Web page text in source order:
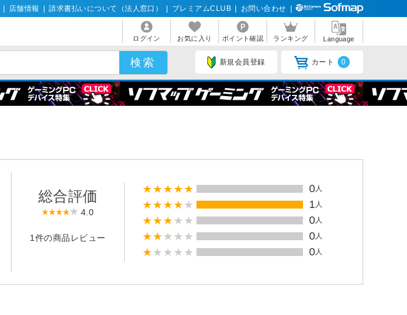
店舗情報 請求書払いについて（法人窓口） プレミアムCLUB お問い合わせ
ログイン お気に入り ポイント確認 ランキング Language
新規会員登録 カート 0
総合評価
4.0
1件の商品レビュー
0 人
1 人
0 人
0 人
0 人